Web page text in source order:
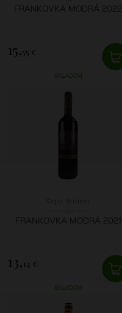
FRANKOVKA MODRÁ 2022
15,55 €
SKLADOM
FRANKOVKA MODRÁ 2021
13, 14 €
SKLADOM